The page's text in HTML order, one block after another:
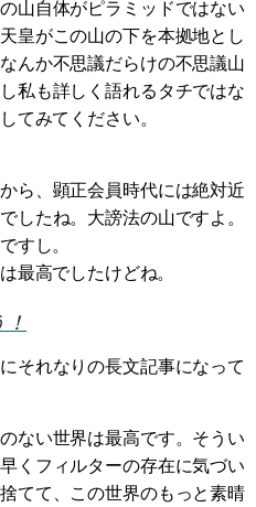
山自体がピラミッドではない
皇がこの山の下を本拠地とし
んか不思議だらけの不思議山
私も詳しく語れるタチではな
てみてください。
ら、顕正会員時代には絶対近
したね。大謗法の山ですよ。
すし。
最高でしたけどね。
それなりの長文記事になって
ない世界は最高です。そうい
くフィルターの存在に気づい
てて、この世界のもっと素晴